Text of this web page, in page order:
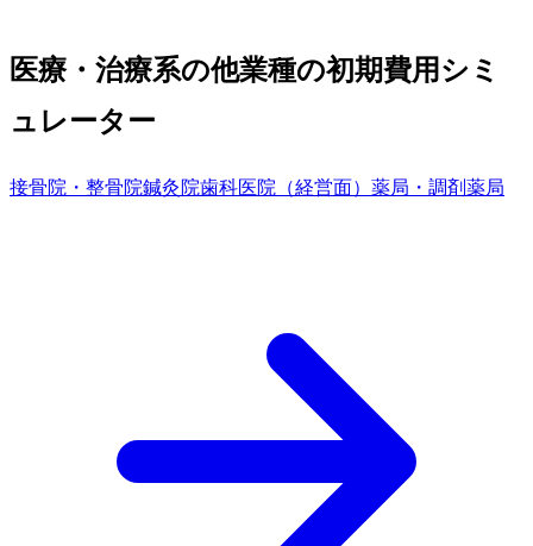
医療・治療系の他業種の初期費用シミ
ュレーター
接骨院・整骨院鍼灸院歯科医院（経営面） 薬局・調剤薬局